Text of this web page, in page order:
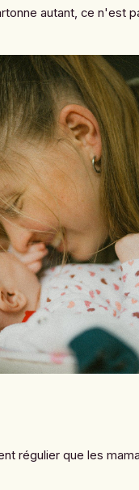
autant, ce n'est
régulier que les